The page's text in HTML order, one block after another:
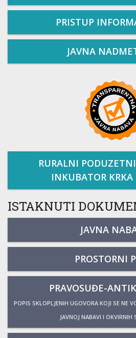
PRISTUP
JAVNA
RURALNI
INKUBATOR KRKA
ISTAKNUTI
JAVNA
PROSTORNI
PRAVOSUĐE-
POPIS SKLOPLJENIH UGOVORA KOJI SE NE
JAVNOJ NABAVI I OKVIRNIH